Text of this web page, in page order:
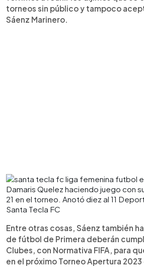
torneos sin público y tampoco
Sáenz Marinero.
Damaris Quelez haciendo juego con
21 en el torneo. Anotó diez al 11
Santa Tecla FC
Entre otras cosas, Sáenz también
de fútbol de Primera deberán
Clubes, con Normativa FIFA, para
en el próximo Torneo Apertura 2023